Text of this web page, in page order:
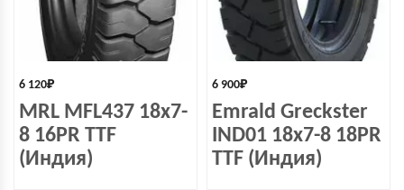
6 120₽
MRL MFL437 18x7-
8 16PR TTF
(Индия)
6 900₽
Emrald Greckster
IND01 18x7-8 18PR
TTF (Индия)